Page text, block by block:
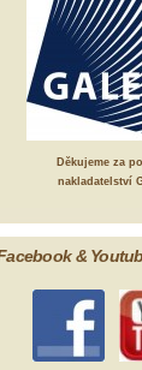
Děkujeme za
nakladatelství
&